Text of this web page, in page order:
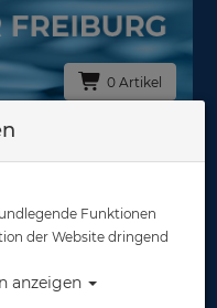
0 Artikel
Auswahl löschen
Funktionen
der Website dringend
anzeigen